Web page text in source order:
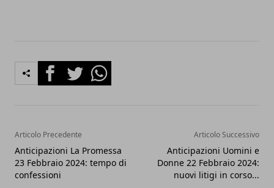
FacebookTwitterWhatsapp
Articolo Precedente
Anticipazioni La Promessa
23 Febbraio 2024: tempo di
confessioni
Articolo Successivo
Anticipazioni Uomini e
Donne 22 Febbraio 2024:
nuovi litigi in corso...